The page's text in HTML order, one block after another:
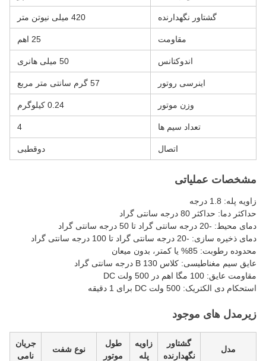
گشتاور نگهدارنده 420 میلی نیوتن متر
مقاومت 25 اهم
اندوکتانس 50 میلی هانری
اینرسی روتور 57 گرم سانتی متر مربع
وزن موتور 0.24 کیلوگرم
تعداد سیم ها 4
اتصال دوقطبی
مشخصات عملیاتی
زاویه پله: 1.8 درجه
حداکثر دما: حداکثر 80 درجه سانتی گراد
دمای محیط: -20 درجه سانتی گراد تا 50 درجه سانتی گراد
دمای ذخیره سازی: -20 درجه سانتی گراد تا 100 درجه سانتی گراد
محدوده رطوبت: 85% یا کمتر، بدون میعان
عایق سیم مغناطیسی: کلاس B 130 درجه سانتی گراد
مقاومت عایق: 100 مگا اهم در 500 ولت DC
استحکام دی الکتریک: 500 ولت DC برای 1 دقیقه
زیرمدل های موجود
مدل
گشتاور
نگهدارنده
زاویه
پله
طول
موتور
نوع شفت
جریان
نامی